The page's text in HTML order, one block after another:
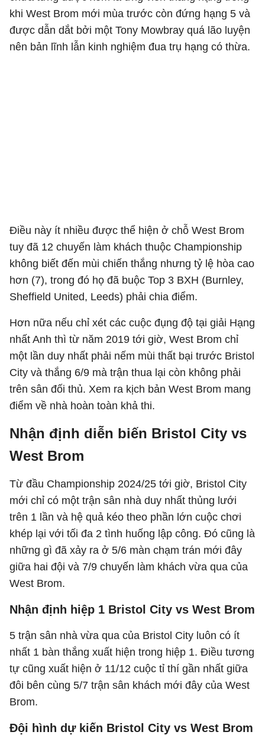
khi West Brom mới mùa trước còn đứng hạng 5 và
được dẫn dắt bởi một Tony Mowbray quá lão luyện
nên bản lĩnh lẫn kinh nghiệm đua trụ hạng có thừa.
Điều này ít nhiều được thể hiện ở chỗ West Brom
tuy đã 12 chuyến làm khách thuộc Championship
không biết đến mùi chiến thắng nhưng tỷ lệ hòa cao
hơn (7), trong đó họ đã buộc Top 3 BXH (Burnley,
Sheffield United, Leeds) phải chia điểm.
Hơn nữa nếu chỉ xét các cuộc đụng độ tại giải Hạng
nhất Anh thì từ năm 2019 tới giờ, West Brom chỉ
một lần duy nhất phải nếm mùi thất bại trước Bristol
City và thắng 6/9 mà trận thua lại còn không phải
trên sân đối thủ. Xem ra kịch bản West Brom mang
điểm về nhà hoàn toàn khả thi.
Nhận định diễn biến Bristol City vs
West Brom
Từ đầu Championship 2024/25 tới giờ, Bristol City
mới chỉ có một trận sân nhà duy nhất thủng lưới
trên 1 lần và hệ quả kéo theo phần lớn cuộc chơi
khép lại với tối đa 2 tình huống lập công. Đó cũng là
những gì đã xảy ra ở 5/6 màn chạm trán mới đây
giữa hai đội và 7/9 chuyến làm khách vừa qua của
West Brom.
Nhận định hiệp 1 Bristol City vs West Brom
5 trận sân nhà vừa qua của Bristol City luôn có ít
nhất 1 bàn thắng xuất hiện trong hiệp 1. Điều tương
tự cũng xuất hiện ở 11/12 cuộc tỉ thí gần nhất giữa
đôi bên cùng 5/7 trận sân khách mới đây của West
Brom.
Đội hình dự kiến Bristol City vs West Brom